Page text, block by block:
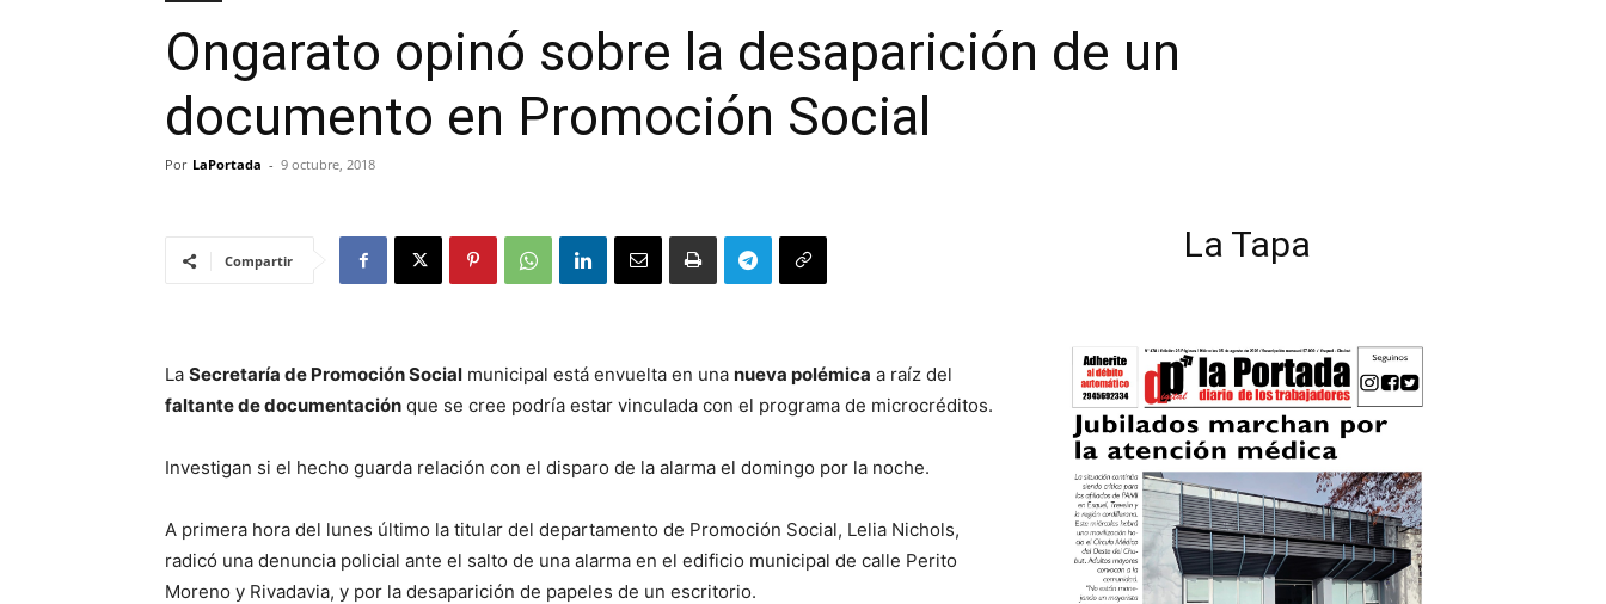
Ongarato opinó sobre la desaparición de un
documento en Promoción Social
Por LaPortada - 9 octubre, 2018
Compartir
La Secretaría de Promoción Social municipal está envuelta en una nueva polémica a raíz del
faltante de documentación que se cree podría estar vinculada con el programa de microcréditos.
Investigan si el hecho guarda relación con el disparo de la alarma el domingo por la noche.
A primera hora del lunes último la titular del departamento de Promoción Social, Lelia Nichols,
radicó una denuncia policial ante el salto de una alarma en el edificio municipal de calle Perito
Moreno y Rivadavia, y por la desaparición de papeles de un escritorio.
La Tapa